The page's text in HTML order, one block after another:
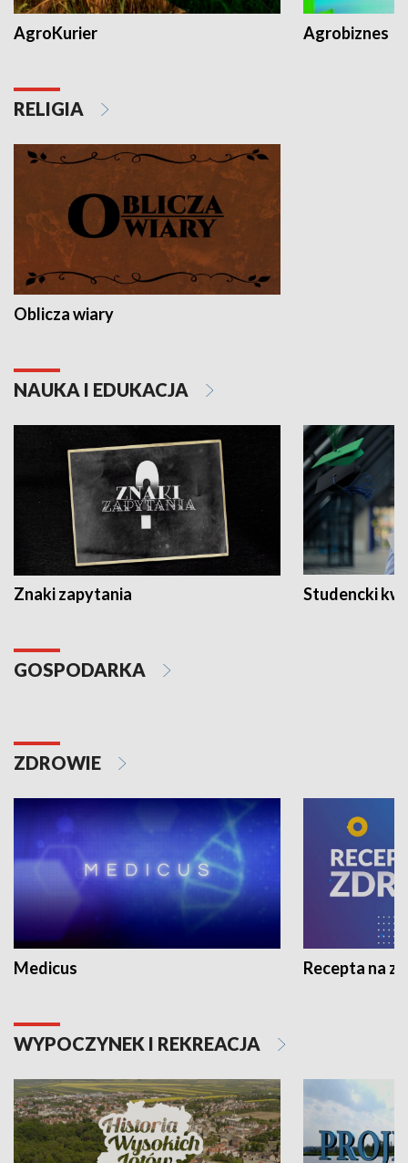
AgroKurier Agrobiznes
RELIGIA
Oblicza wiary
NAUKA I EDUKACJA
Znaki zapytania Studencki
GOSPODARKA
ZDROWIE
Medicus Recepta na
WYPOCZYNEK I REKREACJA